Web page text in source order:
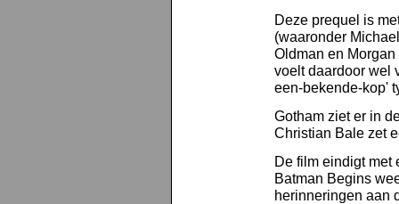
Deze prequel is
(waaronder
Oldman en
voelt daardoor wel
een-bekende-kop'
Gotham ziet er in
Christian Bale zet
De film eindigt met
Batman Begins
herinneringen aan